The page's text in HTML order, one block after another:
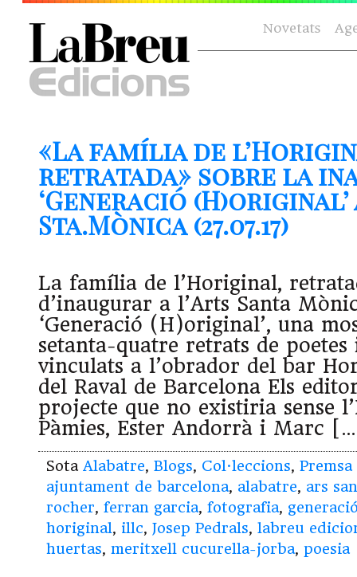
Novetats
«La família de
retratada» sobre la
‘Generació (H)original’
Sta.Mònica (27.07.17)
La família de l’Horiginal,
d’inaugurar a l’Arts Santa
‘Generació (H)original’, una
setanta-quatre retrats de
vinculats a l’obrador del bar
del Raval de Barcelona Els
projecte que no existiria sense
Pàmies, Ester Andorrà i Marc
Sota Alabatre, Blogs, Col·leccions, Premsa
ajuntament de barcelona, alabatre, ars
rocher, ferran garcia, fotografia,
horiginal, illc, Josep Pedrals, labreu
huertas, meritxell cucurella-jorba, poesia